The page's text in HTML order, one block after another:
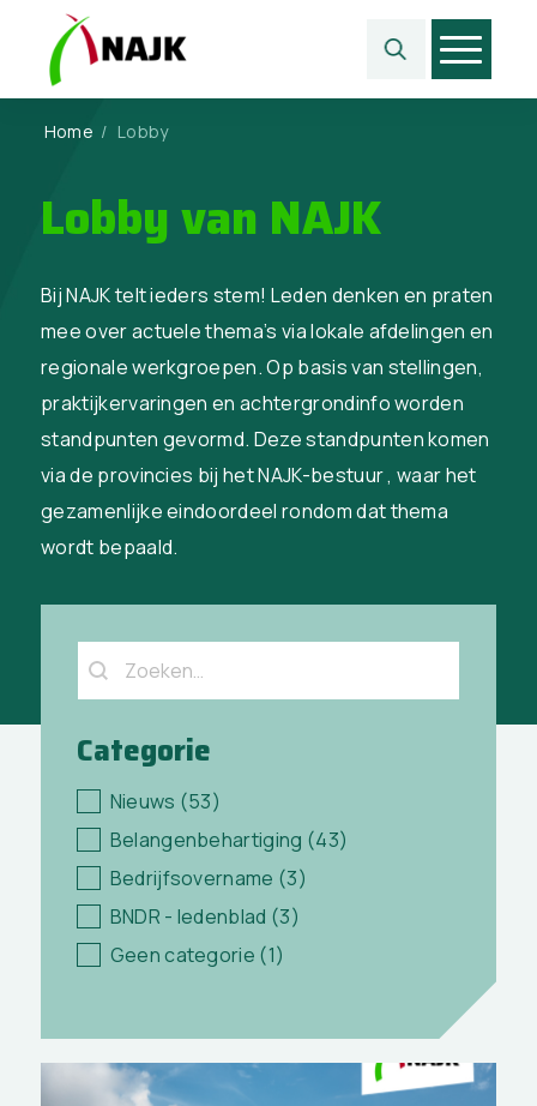
Home / Lobby
Lobby van NAJK
Bij NAJK telt ieders stem! Leden denken en praten
mee over actuele thema’s via lokale afdelingen en
regionale werkgroepen. Op basis van stellingen,
praktijkervaringen en achtergrondinfo worden
standpunten gevormd. Deze standpunten komen
via de provincies bij het NAJK-bestuur , waar het
gezamenlijke eindoordeel rondom dat thema
wordt bepaald.
Zoeken
Search content
Categorie
Categorie
Nieuws (53)
Belangen­behartiging (43)
Bedrijfsovername (3)
BNDR - ledenblad (3)
Geen categorie (1)